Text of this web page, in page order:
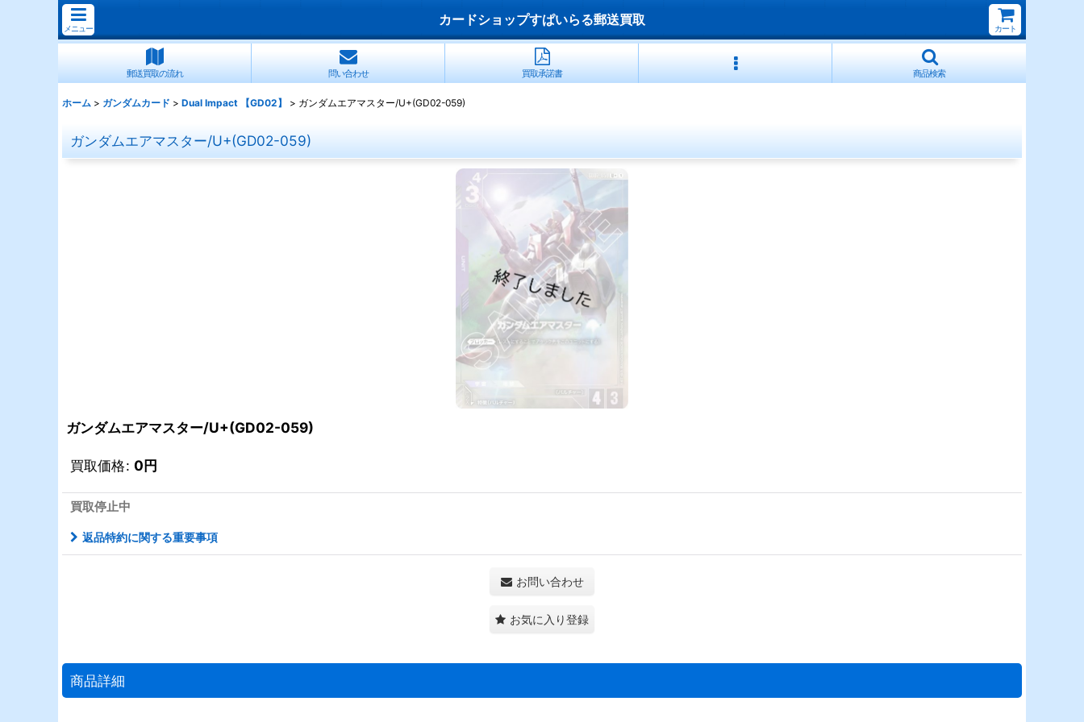
メニュー
カードショップすぱいらる郵送買取
カート
郵送買取の流れ 問い合わせ 買取承諾書 商品検索
ホーム > ガンダムカード > Dual Impact 【GD02】 > ガンダムエアマスター/U+(GD02-059)
ガンダムエアマスター/U+(GD02-059)
ガンダムエアマスター/U+(GD02-059)
買取価格: 0円
買取停止中
返品特約に関する重要事項
お問い合わせ
お気に入り登録
商品詳細